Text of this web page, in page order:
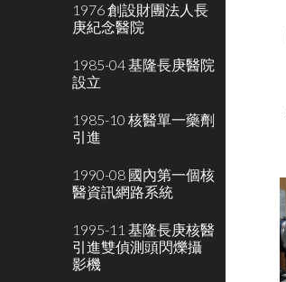
1976 創設財團法人長
庚紀念醫院
1985-04 基隆長庚醫院
設立
1985-10 核醫單一藥劑
引進
1990-08 國內第一個核
醫資訊網路系統
1995-11 基隆長庚核醫
引進雙偵測頭閃爍攝
影機